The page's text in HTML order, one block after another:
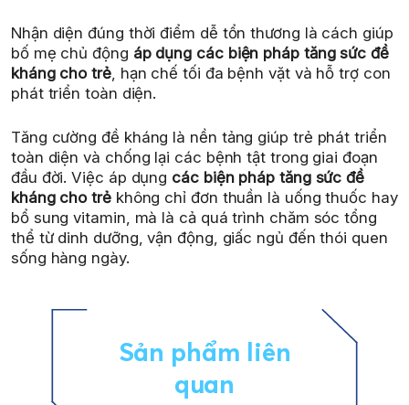
Nhận diện đúng thời điểm dễ tổn thương là cách giúp
bố mẹ chủ động áp dụng các biện pháp tăng sức đề
kháng cho trẻ, hạn chế tối đa bệnh vặt và hỗ trợ con
phát triển toàn diện.
Tăng cường đề kháng là nền tảng giúp trẻ phát triển
toàn diện và chống lại các bệnh tật trong giai đoạn
đầu đời. Việc áp dụng các biện pháp tăng sức đề
kháng cho trẻkhông chỉ đơn thuần là uống thuốc hay
bổ sung vitamin, mà là cả quá trình chăm sóc tổng
thể từ dinh dưỡng, vận động, giấc ngủ đến thói quen
sống hàng ngày.
Sản phẩm liên
quan